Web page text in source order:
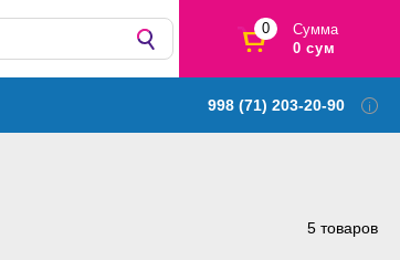
0
Сумма
0 сум
998 (71) 203-20-90
5 товаров